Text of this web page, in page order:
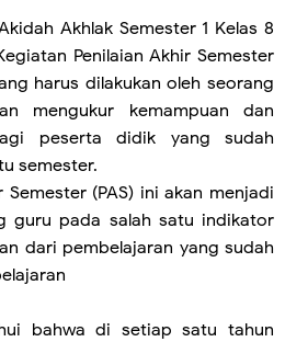
Akhlak Semester 1 Kelas 8
Penilaian Akhir Semester
harus dilakukan oleh seorang
mengukur kemampuan dan
peserta didik
yang sudah
semester.
(PAS) ini akan menjadi
guru pada salah satu indikator
dari pembelajaran yang sudah
bahwa di setiap satu tahun